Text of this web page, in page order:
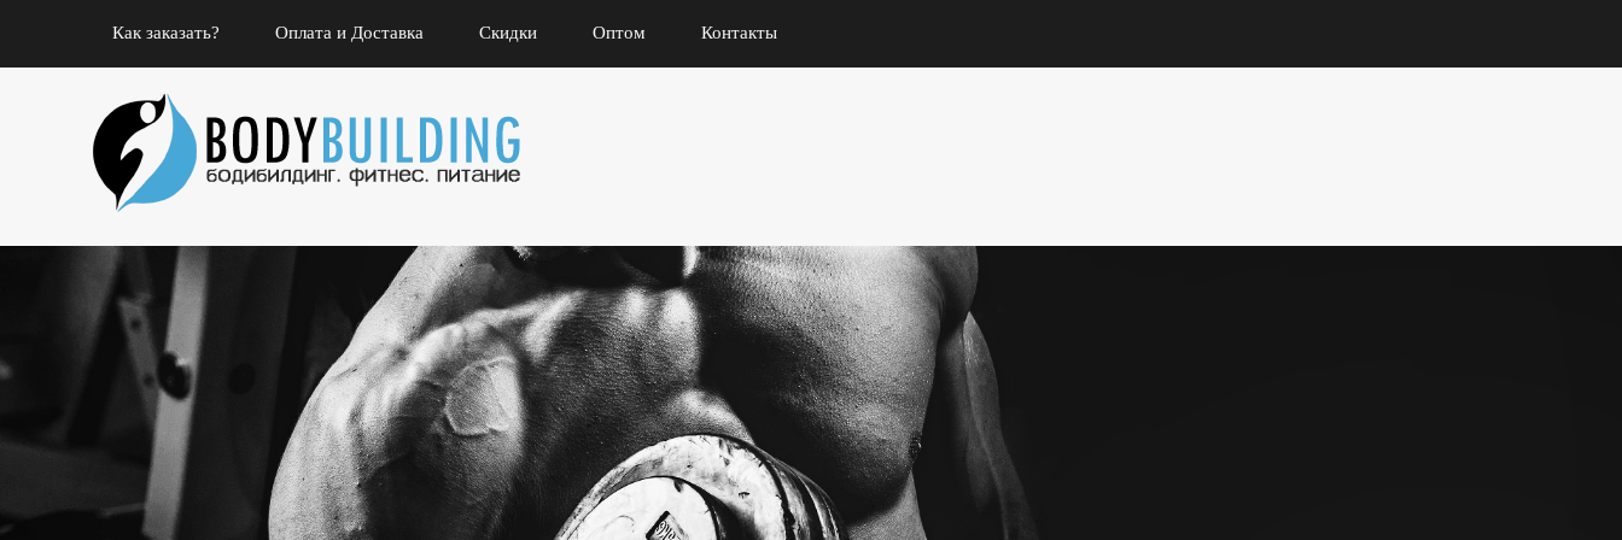
Как заказать? Оплата и Доставка Скидки Оптом Контакты